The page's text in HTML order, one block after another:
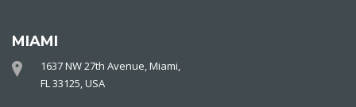
MIAMI
1637 NW 27th Avenue, Miami,
FL 33125, USA